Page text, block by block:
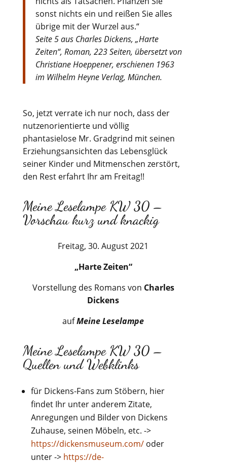
sonst nichts ein und reißen Sie alles
übrige mit der Wurzel aus.“
Seite 5 aus Charles Dickens, „Harte
Zeiten“, Roman, 223 Seiten, übersetzt von
Christiane Hoeppener, erschienen 1963
im Wilhelm Heyne Verlag, München.
So, jetzt verrate ich nur noch, dass der
nutzenorientierte und völlig
phantasielose Mr. Gradgrind mit seinen
Erziehungsansichten das Lebensglück
seiner Kinder und Mitmenschen zerstört,
den Rest erfahrt Ihr am Freitag!!
Meine Leselampe KW 30 –
Vorschau kurz und knackig
Freitag, 30. August 2021
„Harte Zeiten“
Vorstellung des Romans von Charles
Dickens
aufMeine Leselampe
Meine Leselampe KW 30 –
Quellen und Webklinks
für Dickens-Fans zum Stöbern, hier
findet Ihr unter anderem Zitate,
Anregungen und Bilder von Dickens
Zuhause, seinen Möbeln, etc. ->
https://dickensmuseum.com/oder
unter -> https://de-